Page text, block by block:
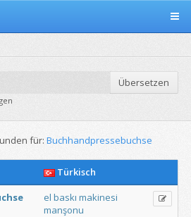
Übersetzen
für: Buchhandpressebuchse
Türkisch
el baskı makinesi
manşonu